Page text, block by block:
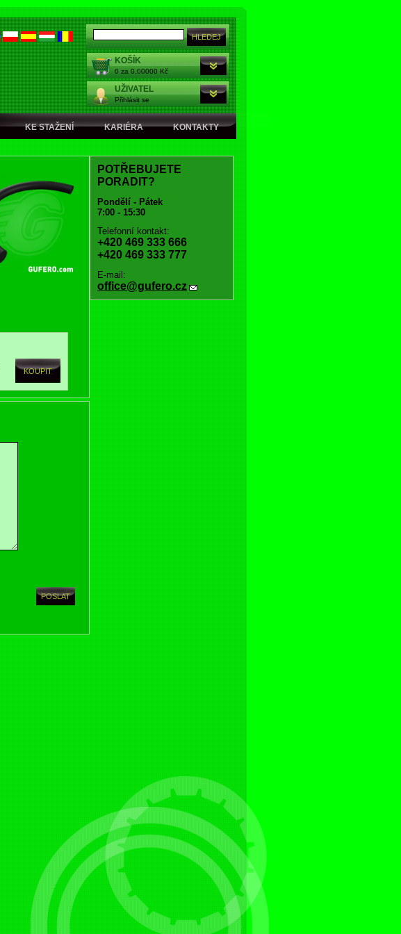
KOŠÍK
0 za 0,00000 Kč
UŽIVATEL
Přihlásit se
KE STAŽENÍ KARIÉRA KONTAKTY
POTŘEBUJETE
PORADIT?
Pondělí - Pátek
7:00 - 15:30
Telefonní kontakt:
+420 469 333 666
+420 469 333 777
E-mail:
office@gufero.cz